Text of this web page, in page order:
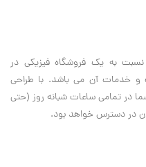
به یک فروشگاه فیزیکی در
و خدمات آن می باشد. با طراحی
در تمامی ساعات شبانه روز (حتی
در دسترس خواهد بود.